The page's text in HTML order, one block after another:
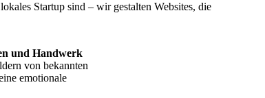
Startup sind – wir gestalten Websites, die
und Handwerk
von bekannten
emotionale